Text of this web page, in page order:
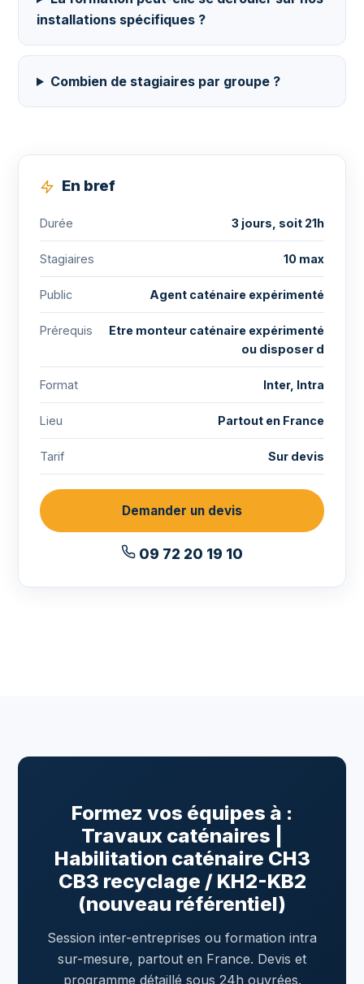
installations spécifiques ?
Combien de stagiaires par groupe ?
En bref
Durée 3 jours, soit 21h
Stagiaires 10 max
Public Agent caténaire expérimenté
Prérequis
Etre monteur caténaire expérimenté
ou disposer d
Format Inter, Intra
Lieu Partout en France
Tarif Sur devis
Demander un devis
09 72 20 19 10
Formez vos équipes à :
Travaux caténaires |
Habilitation caténaire CH3
CB3 recyclage / KH2-KB2
(nouveau référentiel)
Session inter-entreprises ou formation intra
sur-mesure, partout en France. Devis et
programme détaillé sous 24h ouvrées.